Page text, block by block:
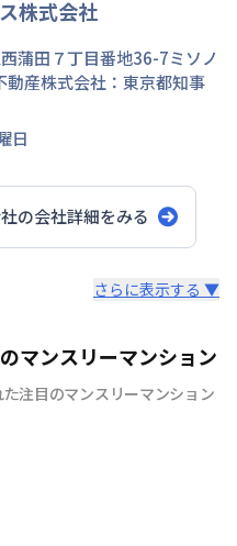
株式会社
西蒲田 ７丁目番地36-7ミソノ
動産株式会社：東京都知事
日
の会社詳細をみる
崎駅周辺を主に260部屋
でお客様にとって最適な
ます。駐車場付きやご家
際の宿舎利用までご用意
さらに表示する ▼
マンスリーマンション
注目のマンスリーマンション